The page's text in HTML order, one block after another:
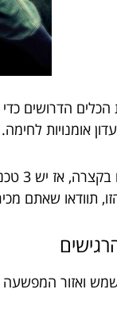
הדרושים
אומנויות
אם
תוודאו שאתם
ואזור המפשעה